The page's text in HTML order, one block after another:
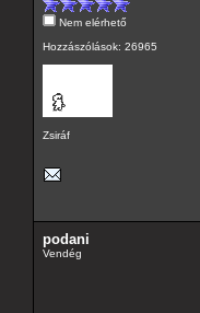
Nem elérhető
Hozzászólások: 26965
Zsiráf
podani
Vendég